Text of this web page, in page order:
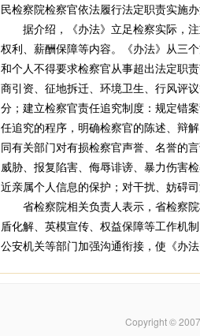
民检察院检察官依法履行法定职责实施
据介绍，《办法》立足检察实际，注
权利、薪酬保障等内容。《办法》从三
和个人不得要求检察官从事超出法定职
商引资、征地拆迁、环境卫生、行风评
分；建立检察官责任追究制度：规定错
任追究的程序，明确检察官的陈述、辩
同有关部门对有损检察官声誉、名誉的
威胁、报复陷害、侮辱诽谤、暴力伤害
近亲属个人信息的保护；对干扰、妨碍
省检察院相关负责人表示，省检察院
盾化解、英模宣传、权益保障等工作机
公安机关等部门加强沟通衔接，使《办
Copyright ©